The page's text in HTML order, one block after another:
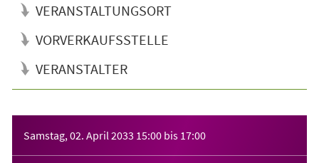
VERANSTALTUNGSORT
VORVERKAUFSSTELLE
VERANSTALTER
Samstag, 02. April 2033 15:00 bis 17:00